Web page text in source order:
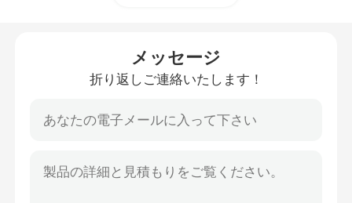
Hardtopの屋外の望楼メッセージ
折り返しご連絡いたします！